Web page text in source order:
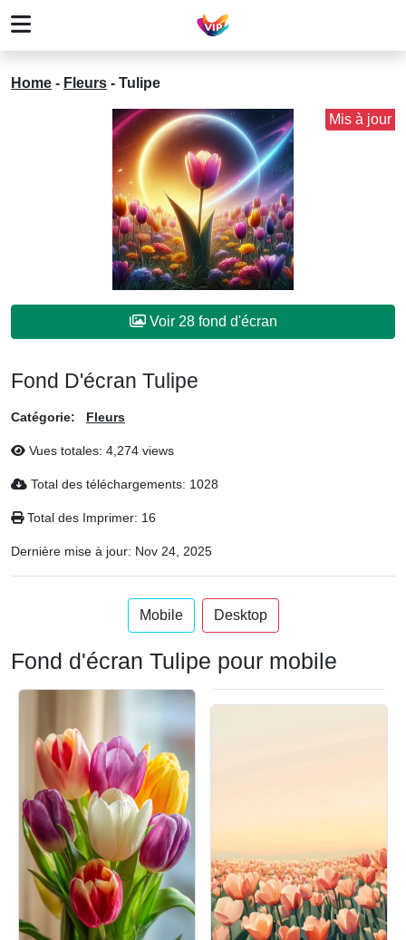
Home - Fleurs - Tulipe
Mis à jour
Voir 28 fond d'écran
Fond D'écran Tulipe
Catégorie: Fleurs
Vues totales: 4,274 views
Total des téléchargements: 1028
Total des Imprimer: 16
Dernière mise à jour: Nov 24, 2025
Mobile Desktop
Fond d'écran Tulipe pour mobile